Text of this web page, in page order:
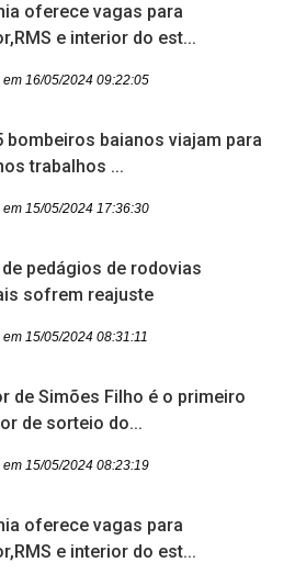
oferece vagas para
e interior do est...
16/05/2024 09:22:05
bombeiros baianos viajam para
trabalhos ...
15/05/2024 17:36:30
pedágios de rodovias
sofrem reajuste
15/05/2024 08:31:11
de Simões Filho é o primeiro
de sorteio do...
15/05/2024 08:23:19
oferece vagas para
e interior do est...